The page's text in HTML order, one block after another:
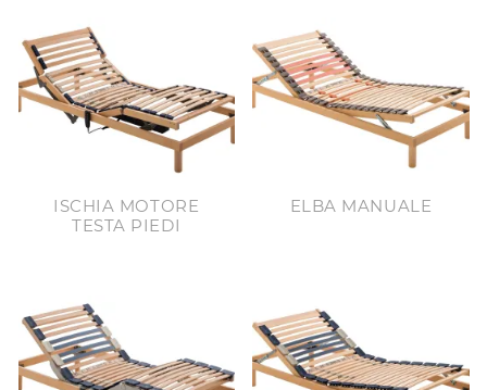
ISCHIA MOTORE
TESTA PIEDI
ELBA MANUALE